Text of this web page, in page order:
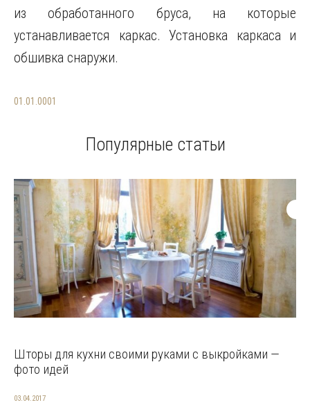
из обработанного бруса, на которые
устанавливается каркас. Установка каркаса и
обшивка снаружи.
01.01.0001
Популярные статьи
Шторы для кухни своими руками с выкройками —
фото идей
03.04.2017